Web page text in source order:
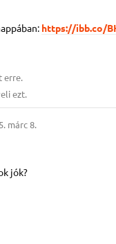
https://ibb.co/
erre.
ezt.
márc 8.
jók?